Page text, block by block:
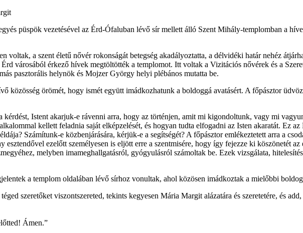
püspök vezetésével az Érd-Ófaluban lévő sír mellett álló Szent Mihály-templomban a
voltak, a szent életű nővér rokonságát betegség akadályoztatta, a délvidéki határ nehéz
városából érkező hívek megtöltötték a templomot. Itt voltak a Vizitációs nővérek és a
pasztorális helynök és Mojzer György helyi plébános mutatta be.
közösség örömét, hogy ismét együtt imádkozhatunk a boldoggá avatásért. A főpásztor
kérdést, Istent akarjuk-e rávenni arra, hogy az történjen, amit mi kigondoltunk, vagy mi
kellett feladnia saját elképzelését, és hogyan tudta elfogadni az Isten akaratát. Ez
Számítunk-e közbenjárására, kérjük-e a segítségét? A főpásztor emlékeztetett arra a
esztendővel ezelőtt személyesen is eljött erre a szentmisére, hogy így fejezze ki köszönetét
melyben imameghallgatásról, gyógyulásról számoltak be. Ezek vizsgálata,
a templom oldalában lévő sírhoz vonultak, ahol közösen imádkoztak a mielőbbi
szeretőket viszontszereted, tekints kegyesen Mária Margit alázatára és szeretetére, és
Ámen.”